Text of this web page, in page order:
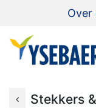
Over
Stekkers